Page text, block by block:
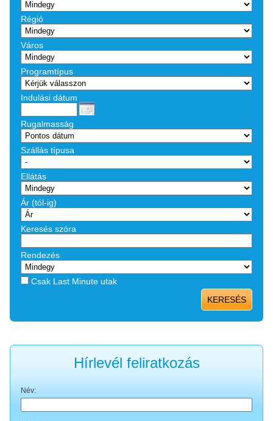
Régió
Város
Programtípus
Indulási dátum
Rugalmasság
Szállás típusa
Ellátás
Ár (tól-ig)
Keresés szóra
Rendezés
Csak Last Minute utak
KERESÉS
Hírlevél feliratkozás
Név: